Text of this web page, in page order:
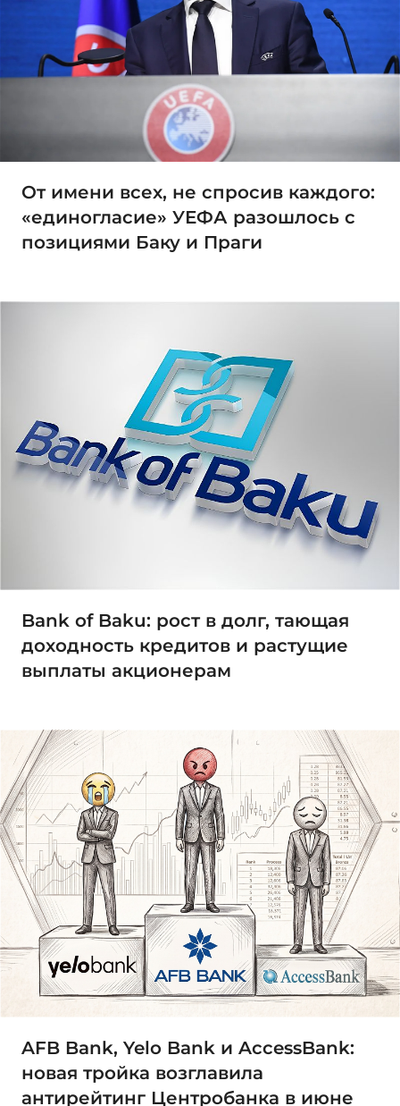
От имени всех, не спросив каждого:
«единогласие» УЕФА разошлось с
позициями Баку и Праги
Bank of Baku: рост в долг, тающая
доходность кредитов и растущие
выплаты акционерам
AFB Bank, Yelo Bank и AccessBank:
новая тройка возглавила
антирейтинг Центробанка в июне